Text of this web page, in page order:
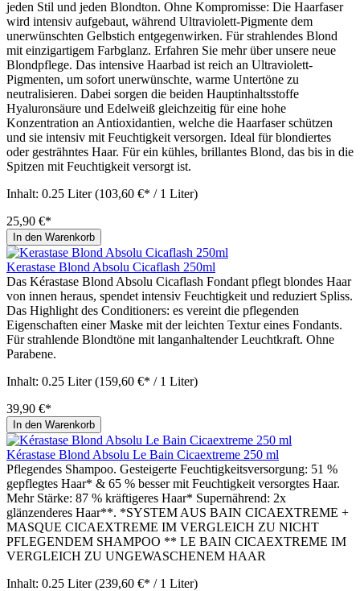
jeden Stil und jeden Blondton. Ohne Kompromisse: Die Haarfaser
wird intensiv aufgebaut, während Ultraviolett-Pigmente dem
unerwünschten Gelbstich entgegenwirken. Für strahlendes Blond
mit einzigartigem Farbglanz. Erfahren Sie mehr über unsere neue
Blondpflege. Das intensive Haarbad ist reich an Ultraviolett-
Pigmenten, um sofort unerwünschte, warme Untertöne zu
neutralisieren. Dabei sorgen die beiden Hauptinhaltsstoffe
Hyaluronsäure und Edelweiß gleichzeitig für eine hohe
Konzentration an Antioxidantien, welche die Haarfaser schützen
und sie intensiv mit Feuchtigkeit versorgen. Ideal für blondiertes
oder gesträhntes Haar. Für ein kühles, brillantes Blond, das bis in die
Spitzen mit Feuchtigkeit versorgt ist.
Inhalt: 0.25 Liter(103,60 €* / 1 Liter)
25,90 €*
In den Warenkorb
Kerastase Blond Absolu Cicaflash 250ml
Das Kérastase Blond Absolu Cicaflash Fondant pflegt blondes Haar
von innen heraus, spendet intensiv Feuchtigkeit und reduziert Spliss.
Das Highlight des Conditioners: es vereint die pflegenden
Eigenschaften einer Maske mit der leichten Textur eines Fondants.
Für strahlende Blondtöne mit langanhaltender Leuchtkraft. Ohne
Parabene.
Inhalt: 0.25 Liter(159,60 €* / 1 Liter)
39,90 €*
In den Warenkorb
Kérastase Blond Absolu Le Bain Cicaextreme 250 ml
Pflegendes Shampoo. Gesteigerte Feuchtigkeitsversorgung: 51 %
gepflegtes Haar* & 65 % besser mit Feuchtigkeit versorgtes Haar.
Mehr Stärke: 87 % kräftigeres Haar* Supernährend: 2x
glänzenderes Haar**. *SYSTEM AUS BAIN CICAEXTREME +
MASQUE CICAEXTREME IM VERGLEICH ZU NICHT
PFLEGENDEM SHAMPOO ** LE BAIN CICAEXTREME IM
VERGLEICH ZU UNGEWASCHENEM HAAR
Inhalt: 0.25 Liter(239,60 €* / 1 Liter)